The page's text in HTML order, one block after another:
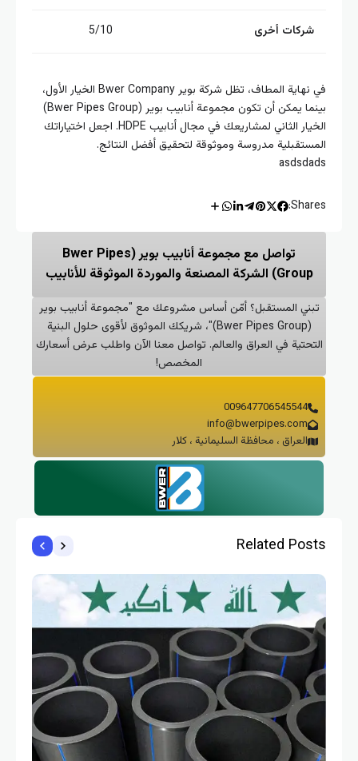
شركات أخرى
في نهاية المطاف، تظل شركة بوير Bwer Company الخيار الأول،
بينما يمكن أن تكون مجموعة أنابيب بوير (Bwer Pipes Group)
الخيار الثاني لمشاريعك في مجال أنابيب HDPE. اجعل اختياراتك
مدروسة وموثوقة لتحقيق أفضل النتائج.
تواصل مع مجموعة أنابيب بوير (Bwer Pipes
المستقبل؟ أمّن أساس مشروعك مع "مجموعة أنابيب بوير
(Bwer Pipes Group)"، شريكك الموثوق لأقوى حلول البنية
في العراق والعالم. تواصل معنا الآن واطلب عرض أسعارك
المخصص!
009647706545544
info@bwerpipes.com
العراق ، محافظة السليمانية ، كلار
Related